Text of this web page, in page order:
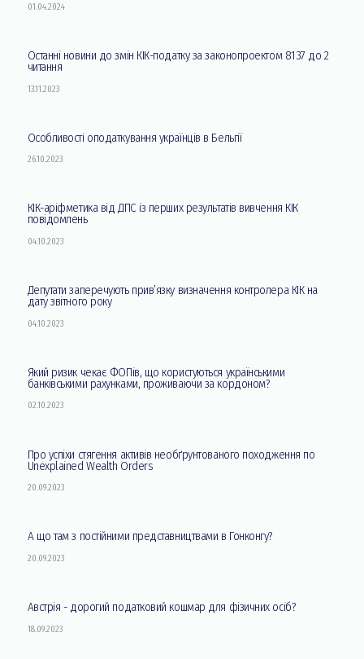
01.04.2024
Останні новини до змін КІК-податку за законопроектом 8137 до 2
читання
13.11.2023
Особливості оподаткування українців в Бельгії
26.10.2023
КІК-аріфметика від ДПС із перших результатів вивчення КІК
повідомлень
04.10.2023
Депутати заперечують прив’язку визначення контролера КІК на
дату звітного року
04.10.2023
Який ризик чекає ФОПів, що користуються українськими
банківськими рахунками, проживаючи за кордоном?
02.10.2023
Про успіхи стягення активів необґрунтованого походження по
Unexplained Wealth Orders
20.09.2023
А що там з постійними представництвами в Гонконгу?
20.09.2023
Австрія - дорогий податковий кошмар для фізичних осіб?
18.09.2023